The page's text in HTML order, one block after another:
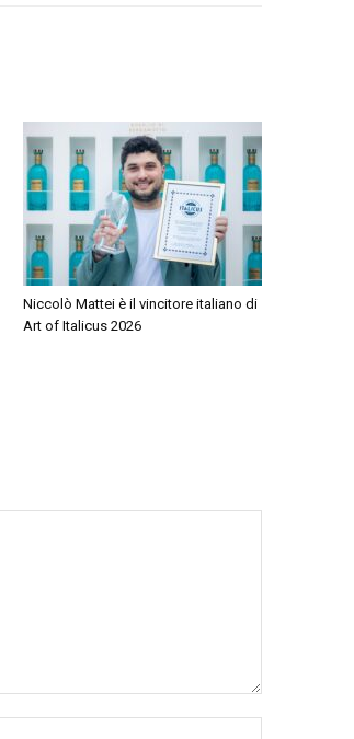
Niccolò Mattei è il vincitore italiano di
Art of Italicus 2026